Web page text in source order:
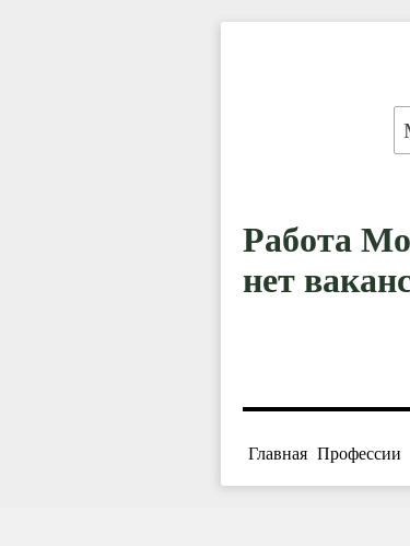
Работа
нет
Главная Профессии